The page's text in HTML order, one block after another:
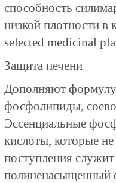
способность
низкой плотности
selected medicinal
Защита печени
Дополняют
фосфолипиды,
Эссенциальные
кислоты, которые
поступления
полиненасыщенный